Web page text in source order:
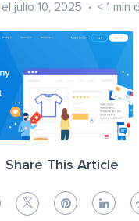
julio 10, 2025 < 1 min
Share This Article